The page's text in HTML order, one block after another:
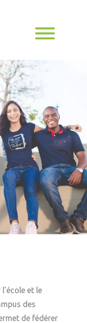
et le
des
de fédérer